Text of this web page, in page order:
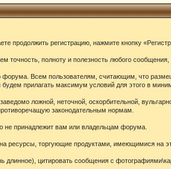
регистрацию, нажмите кнопку
полноту и полезность любого сообщения,
Всем пользователям, считающим, что
прилагать максимум условий для этого в
ложной, неточной, оскорбительной,
законодательным нормам.
принадлежит вам или владельцам форума.
ресурсы, торгующие продуктами, имеющимися на
цитировать сообщения с